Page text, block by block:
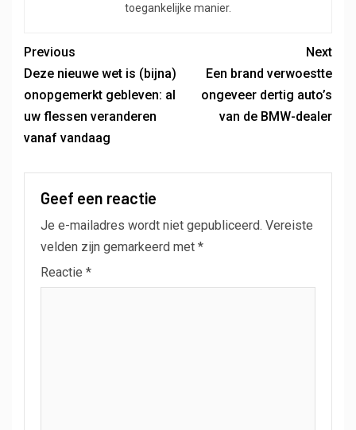
toegankelijke manier.
Previous
Deze nieuwe wet is (bijna)
onopgemerkt gebleven: al
uw flessen veranderen
vanaf vandaag
Next
Een brand verwoestte
ongeveer dertig auto’s
van de BMW-dealer
Geef een reactie
Je e-mailadres wordt niet gepubliceerd. Vereiste
velden zijn gemarkeerd met *
Reactie *